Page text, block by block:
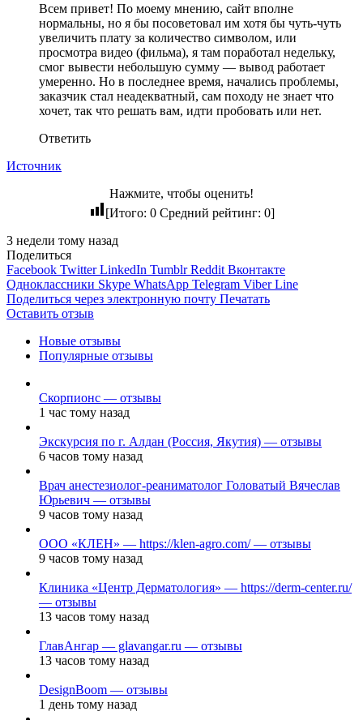
Всем привет! По моему мнению, сайт вполне
нормальны, но я бы посоветовал им хотя бы чуть-чуть
увеличить плату за количество символом, или
просмотра видео (фильма), я там поработал недельку,
смог вывести небольшую сумму — вывод работает
умеренно. Но в последнее время, начались проблемы,
заказчик стал неадекватный, сам походу не знает что
хочет, так что решать вам, идти пробовать или нет.
Ответить
Источник
Нажмите, чтобы оценить!
[Итого: 0Средний рейтинг: 0]
3 недели тому назад
Поделиться
Facebook Twitter LinkedIn Tumblr Reddit Вконтакте
Одноклассники Skype WhatsApp Telegram Viber Line
Поделиться через электронную почту Печатать
Оставить отзыв
Новые отзывы
Популярные отзывы
Скорпионс — отзывы
1 час тому назад
Экскурсия по г. Алдан (Россия, Якутия) — отзывы
6 часов тому назад
Врач анестезиолог-реаниматолог Головатый Вячеслав
Юрьевич — отзывы
9 часов тому назад
ООО «КЛЕН» — https://klen-agro.com/ — отзывы
9 часов тому назад
Клиника «Центр Дерматология» — https://derm-center.ru/
— отзывы
13 часов тому назад
ГлавАнгар — glavangar.ru — отзывы
13 часов тому назад
DesignBoom — отзывы
1 день тому назад